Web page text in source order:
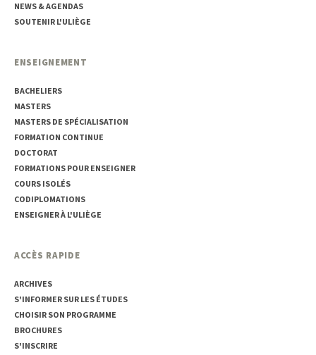
NEWS & AGENDAS
SOUTENIR L'ULIÈGE
ENSEIGNEMENT
BACHELIERS
MASTERS
MASTERS DE SPÉCIALISATION
FORMATION CONTINUE
DOCTORAT
FORMATIONS POUR ENSEIGNER
COURS ISOLÉS
CODIPLOMATIONS
ENSEIGNER À L'ULIÈGE
ACCÈS RAPIDE
ARCHIVES
S'INFORMER SUR LES ÉTUDES
CHOISIR SON PROGRAMME
BROCHURES
S'INSCRIRE